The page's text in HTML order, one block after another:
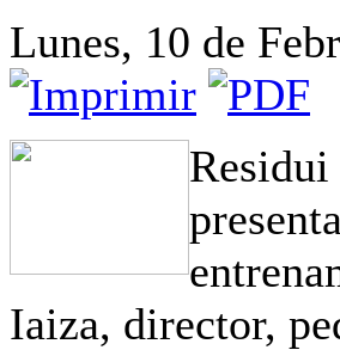
Lunes, 10 de
Iaiza, director,